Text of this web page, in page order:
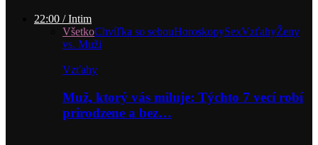
22:00 / Intim
VšetkoChvíľka so sebouHoroskopySexVzťahyŽeny
vs. Muži
Vzťahy
Muž, ktorý vás miluje: Týchto 7 vecí robí
prirodzene a bez…